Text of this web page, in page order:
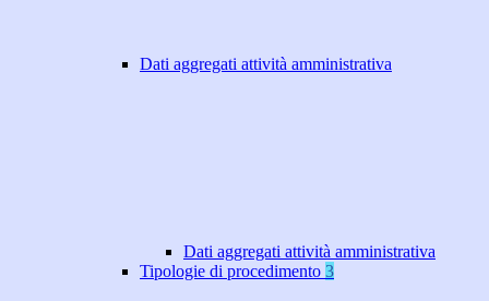
Dati aggregati attività amministrativa
Dati aggregati attività amministrativa
Tipologie di procedimento 3